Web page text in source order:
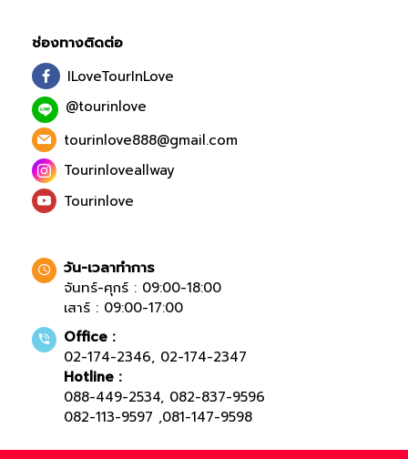
ช่องทางติดต่อ
ILoveTourInLove
@tourinlove
tourinlove888@gmail.com
Tourinloveallway
Tourinlove
วัน-เวลาทำการ
จันทร์-ศุกร์ : 09:00-18:00
เสาร์ : 09:00-17:00
Office :
02-174-2346, 02-174-2347
Hotline :
088-449-2534, 082-837-9596
082-113-9597 ,081-147-9598